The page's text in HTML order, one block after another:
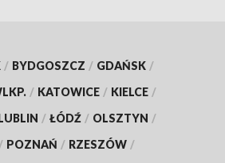
/ BYDGOSZCZ / GDAŃSK /
/ KATOWICE / KIELCE /
/ ŁÓDŹ / OLSZTYN /
/ POZNAŃ / RZESZÓW /